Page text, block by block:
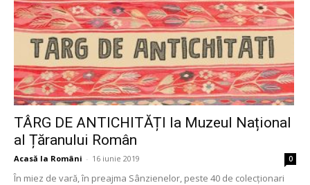
TÂRG DE ANTICHITĂȚI la Muzeul Național
al Țăranului Român
Acasă la Români - 16 iunie 2019 0
În miez de vară, în preajma Sânzienelor, peste 40 de colecționari